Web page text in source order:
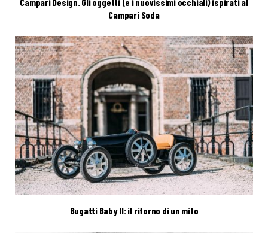
Campari Soda
Bugatti Baby II: il ritorno di un mito